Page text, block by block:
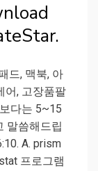
드, 맥북, 아
어, 고장품팔
다는 5~15
말씀해드립
A. prism
프로그램